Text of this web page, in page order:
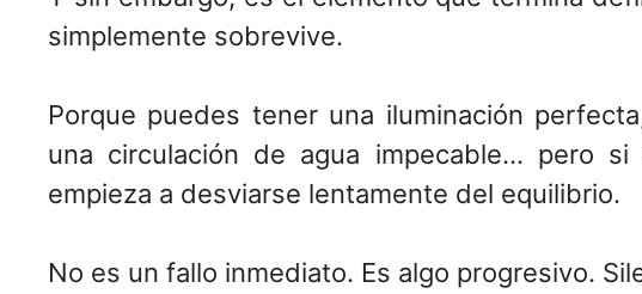
simplemente sobrevive.
Porque puedes tener una iluminación
una circulación de agua impecable… pero
empieza a desviarse lentamente del equilibrio.
No es un fallo inmediato. Es algo progresivo.